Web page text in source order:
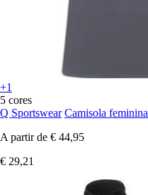
+1
5 cores
Q Sportswear Camisola
A partir de € 44,95
€ 29,21